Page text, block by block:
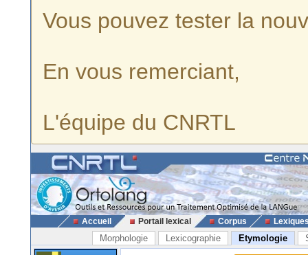
Vous pouvez tester la
En vous remerciant,
L'équipe du CNRTL
Accueil Portail lexical Corpus
Morphologie Lexicographie Etymologie